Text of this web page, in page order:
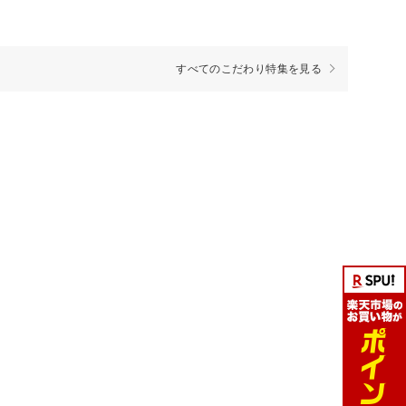
すべてのこだわり特集を見る